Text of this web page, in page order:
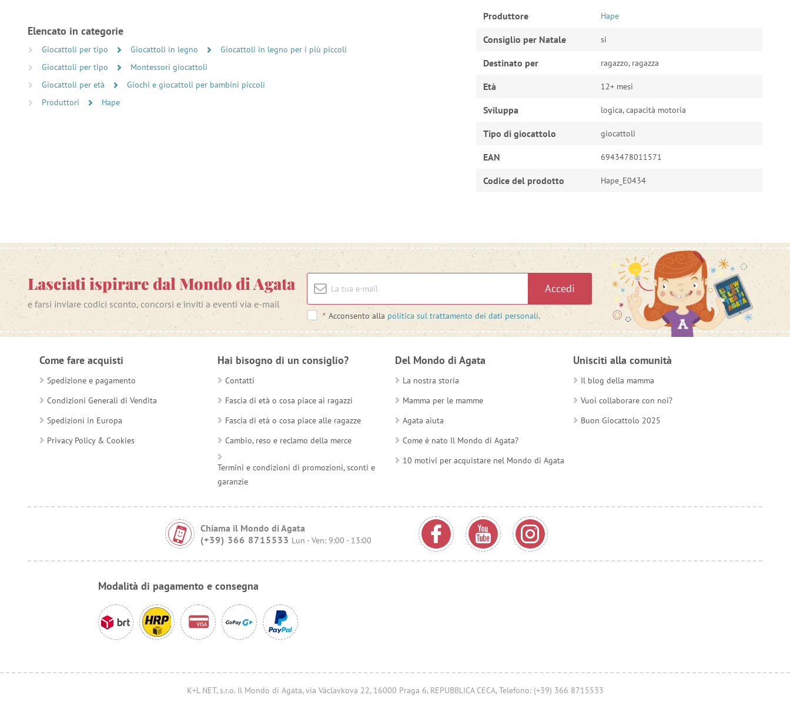
Elencato in categorie
Giocattoli per tipo Giocattoli in legno
Giocattoli in legno per i più piccoli
Giocattoli per tipo
Montessori giocattoli
Giocattoli per età
Giochi e giocattoli per bambini piccoli
Produttori
Hape
Produttore Hape
Consiglio per Natale si
Destinato per ragazzo, ragazza
Età 12+ mesi
Sviluppa logica, capacità motoria
Tipo di giocattolo giocattoli
EAN 6943478011571
Codice del prodotto Hape_E0434
Lasciati ispirare dal Mondo di Agata
e farsi inviare codici sconto, concorsi e inviti a eventi via e-mail
Accedi
* Acconsento alla politica sul trattamento dei dati personali.
Come fare acquisti
Spedizione e pagamento
Condizioni Generali di Vendita
Spedizioni in Europa
Privacy Policy & Cookies
Hai bisogno di un consiglio?
Contatti
Fascia di età o cosa piace ai ragazzi
Fascia di età o cosa piace alle ragazze
Cambio, reso e reclamo della merce
Termini e condizioni di promozioni, sconti e
garanzie
Del Mondo di Agata
La nostra storia
Mamma per le mamme
Agata aiuta
Come è nato Il Mondo di Agata?
10 motivi per acquistare nel Mondo di Agata
Unisciti alla comunità
Il blog della mamma
Vuoi collaborare con noi?
Buon Giocattolo 2025
Chiama il Mondo di Agata
(+39) 366 8715533 Lun - Ven: 9:00 - 13:00
Modalità di pagamento e consegna
K+L NET, s.r.o. Il Mondo di Agata, via Václavkova 22, 16000 Praga 6, REPUBBLICA CECA, Telefono: (+39) 366 8715533